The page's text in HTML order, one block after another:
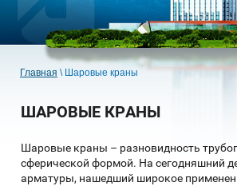
Главная \ Шаровые краны
ШАРОВЫЕ КРАНЫ
Шаровые краны – разновидность
сферической формой. На сегодняшний
арматуры, нашедший широкое